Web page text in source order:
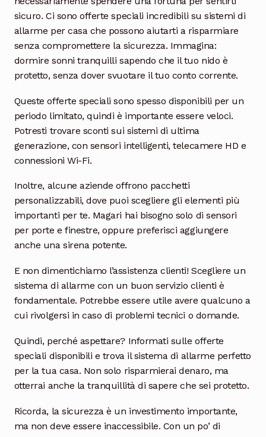
sicuro. Ci sono offerte speciali incredibili su sistemi di
allarme per casa che possono aiutarti a risparmiare
senza compromettere la sicurezza. Immagina:
dormire sonni tranquilli sapendo che il tuo nido è
protetto, senza dover svuotare il tuo conto corrente.
Queste offerte speciali sono spesso disponibili per un
periodo limitato, quindi è importante essere veloci.
Potresti trovare sconti sui sistemi di ultima
generazione, con sensori intelligenti, telecamere HD e
connessioni Wi-Fi.
Inoltre, alcune aziende offrono pacchetti
personalizzabili, dove puoi scegliere gli elementi più
importanti per te. Magari hai bisogno solo di sensori
per porte e finestre, oppure preferisci aggiungere
anche una sirena potente.
E non dimentichiamo l’assistenza clienti! Scegliere un
sistema di allarme con un buon servizio clienti è
fondamentale. Potrebbe essere utile avere qualcuno a
cui rivolgersi in caso di problemi tecnici o domande.
Quindi, perché aspettare? Informati sulle offerte
speciali disponibili e trova il sistema di allarme perfetto
per la tua casa. Non solo risparmierai denaro, ma
otterrai anche la tranquillità di sapere che sei protetto.
Ricorda, la sicurezza è un investimento importante,
ma non deve essere inaccessibile. Con un po’ di